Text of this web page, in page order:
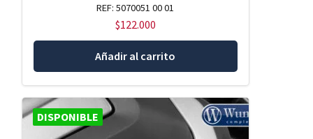
REF: 5070051 00 01
$122.000
Añadir al carrito
DISPONIBLE